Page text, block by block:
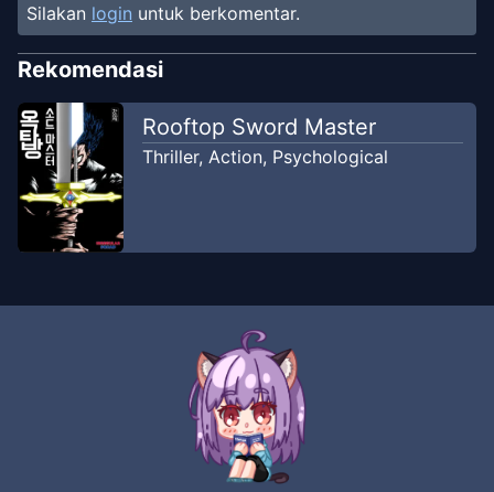
Chapter55
Komik Station
Jul 11, 2019
Chapter54
Komik Station
Jul 6, 2019
Chapter53
Komik Station
Jul 3, 2019
Silakan login untuk berkomentar.
Rekomendasi
Rooftop Sword Master
Thriller, Action, Psychological